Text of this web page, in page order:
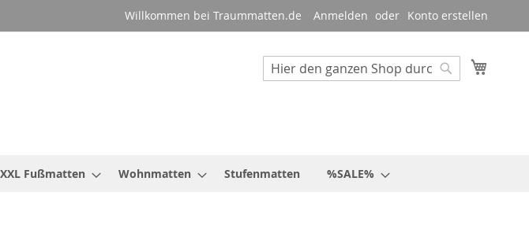
Willkommen bei Traummatten.de Anmelden Konto erstellen
Suche
XXL Fußmatten Wohnmatten Stufenmatten %SALE%